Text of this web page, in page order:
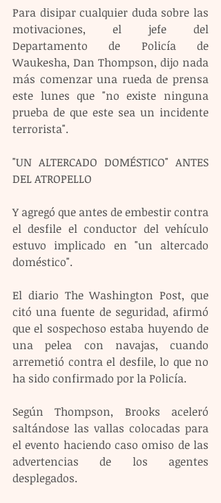
Para disipar cualquier duda sobre las
motivaciones, el jefe del
Departamento de Policía de
Waukesha, Dan Thompson, dijo nada
más comenzar una rueda de prensa
este lunes que "no existe ninguna
prueba de que este sea un incidente
terrorista".
"UN ALTERCADO DOMÉSTICO" ANTES
DEL ATROPELLO
Y agregó que antes de embestir contra
el desfile el conductor del vehículo
estuvo implicado en "un altercado
doméstico".
El diario The Washington Post, que
citó una fuente de seguridad, afirmó
que el sospechoso estaba huyendo de
una pelea con navajas, cuando
arremetió contra el desfile, lo que no
ha sido confirmado por la Policía.
Según Thompson, Brooks aceleró
saltándose las vallas colocadas para
el evento haciendo caso omiso de las
advertencias de los agentes
desplegados.